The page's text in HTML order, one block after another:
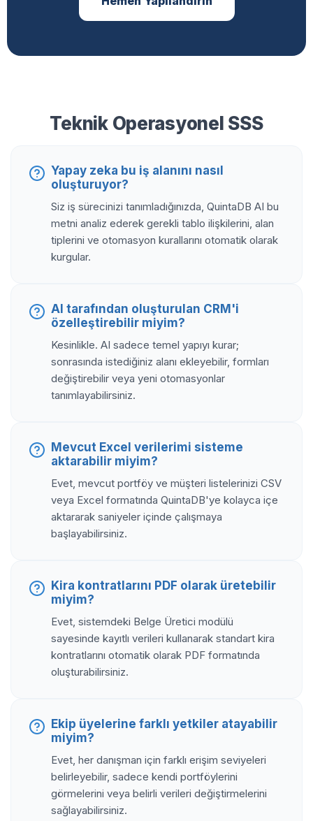
Teknik Operasyonel SSS
Yapay zeka bu iş alanını nasıl
oluşturuyor?
Siz iş sürecinizi tanımladığınızda, QuintaDB AI bu
metni analiz ederek gerekli tablo ilişkilerini, alan
tiplerini ve otomasyon kurallarını otomatik olarak
kurgular.
AI tarafından oluşturulan CRM'i
özelleştirebilir miyim?
Kesinlikle. AI sadece temel yapıyı kurar;
sonrasında istediğiniz alanı ekleyebilir, formları
değiştirebilir veya yeni otomasyonlar
tanımlayabilirsiniz.
Mevcut Excel verilerimi sisteme
aktarabilir miyim?
Evet, mevcut portföy ve müşteri listelerinizi CSV
veya Excel formatında QuintaDB'ye kolayca içe
aktararak saniyeler içinde çalışmaya
başlayabilirsiniz.
Kira kontratlarını PDF olarak üretebilir
miyim?
Evet, sistemdeki Belge Üretici modülü
sayesinde kayıtlı verileri kullanarak standart kira
kontratlarını otomatik olarak PDF formatında
oluşturabilirsiniz.
Ekip üyelerine farklı yetkiler atayabilir
miyim?
Evet, her danışman için farklı erişim seviyeleri
belirleyebilir, sadece kendi portföylerini
görmelerini veya belirli verileri değiştirmelerini
sağlayabilirsiniz.